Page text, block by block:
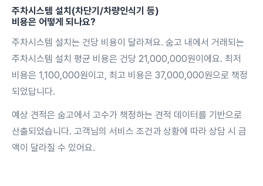
주차시스템 설치(차단기/차량인식기 등)
비용은 어떻게 되나요?
주차시스템 설치는 건당 비용이 달라져요. 숨고 내에서 거래되는
주차시스템 설치 평균 비용은 건당 21,000,000원이에요. 최저
비용은 1,100,000원이고, 최고 비용은 37,000,000원으로 책정
되었답니다.
예상 견적은 숨고에서 고수가 책정하는 견적 데이터를 기반으로
산출되었습니다. 고객님의 서비스 조건과 상황에 따라 상담 시 금
액이 달라질 수 있어요.